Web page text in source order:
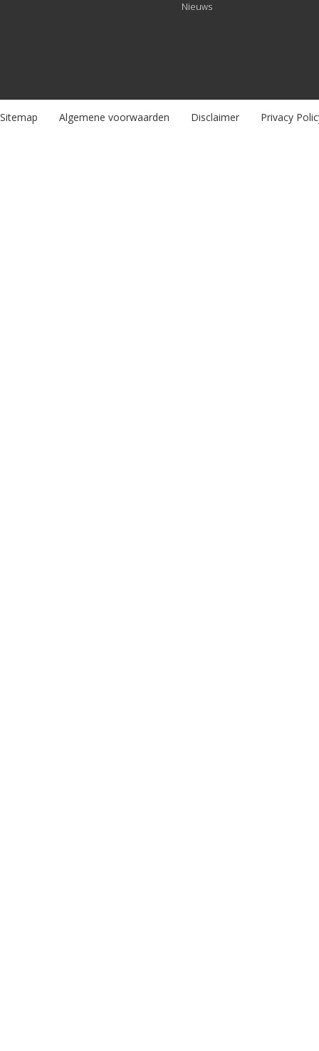
Nieuws
Sitemap Algemene voorwaarden Disclaimer Privacy